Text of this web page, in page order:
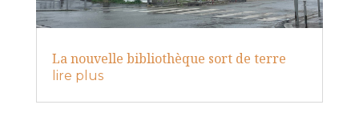
La nouvelle bibliothèque sort de terre
lire plus